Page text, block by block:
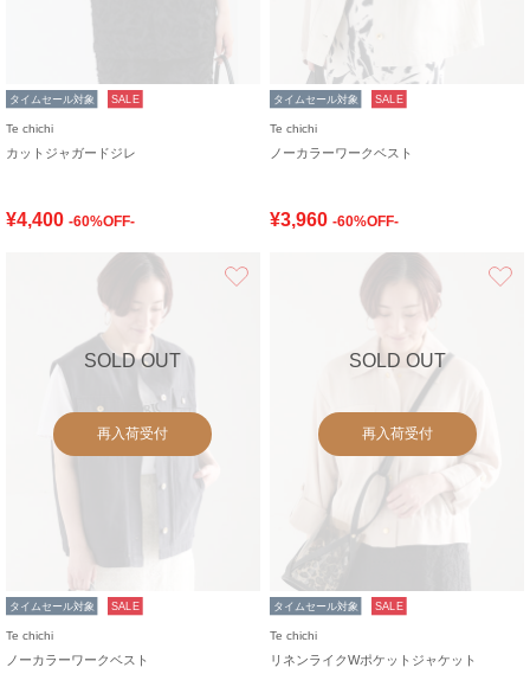
タイムセール対象 SALE
Te chichi
カットジャガードジレ
¥4,400 -60%OFF-
タイムセール対象 SALE
Te chichi
ノーカラーワークベスト
¥3,960 -60%OFF-
SOLD OUT
再入荷受付
タイムセール対象 SALE
Te chichi
ノーカラーワークベスト
SOLD OUT
再入荷受付
タイムセール対象 SALE
Te chichi
リネンライクWポケットジャケット